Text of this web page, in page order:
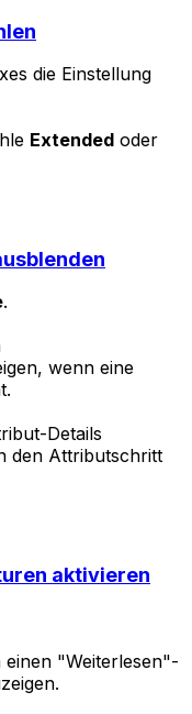
die Einstellung
Extended oder
.
wenn eine
Details
den Attributschritt
aktivieren
einen "Weiterlesen"-